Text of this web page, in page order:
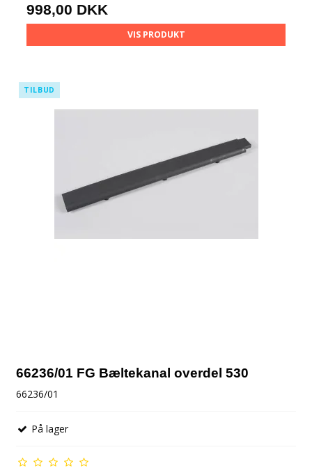
998,00 DKK
VIS PRODUKT
TILBUD
66236/01 FG Bæltekanal overdel 530
66236/01
På lager